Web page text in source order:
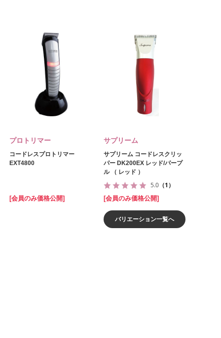
プロトリマー
コードレスプロトリマー
EXT4800
[会員のみ価格公開]
サプリーム
サプリーム コードレスクリッ
パー DK200EX レッド/パープ
ル （ レッド ）
5.0 （1）
[会員のみ価格公開]
バリエーション一覧へ